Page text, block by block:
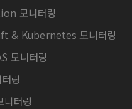
모니터링
& Kubernetes 모니터링
모니터링
링
터링